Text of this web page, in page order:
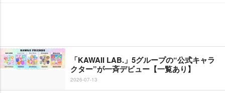
「KAWAII LAB.」5グループの“公式キャラ
クター”が一斉デビュー【一覧あり】
2026-07-13